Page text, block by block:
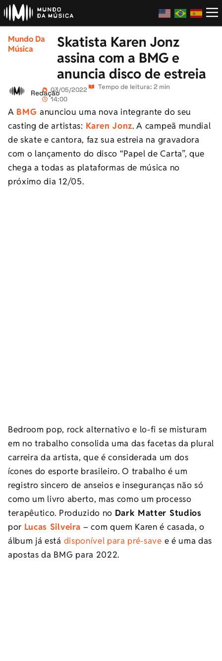
Mundo Da
Música
Skatista Karen Jonz
assina com a BMG e
anuncia disco de estreia
Redação03/05/2022
14:00
Tempo de leitura: 2 min
A BMGanunciou uma nova integrante do seu
casting de artistas: Karen Jonz. A campeã mundial
de skate e cantora, faz sua estreia na gravadora
com o lançamento do disco “Papel de Carta”, que
chega a todas as plataformas de música no
próximo dia 12/05.
Bedroom pop, rock alternativo e lo-fi se misturam
em no trabalho consolida uma das facetas da plural
carreira da artista, que é considerada um dos
ícones do esporte brasileiro. O trabalho é um
registro sincero de anseios e inseguranças não só
como um livro aberto, mas como um processo
terapêutico. Produzido no Dark Matter Studios
por Lucas Silveira – com quem Karen é casada, o
álbum já está disponível para pré-save e é uma das
apostas da BMG para 2022.